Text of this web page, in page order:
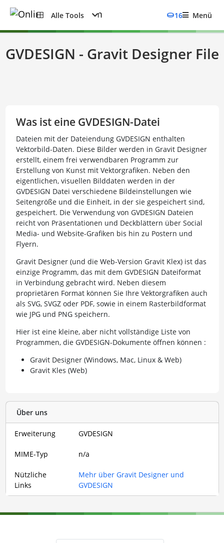
Alle Tools 16 Menü
GVDESIGN - Gravit Designer File
Was ist eine GVDESIGN-Datei
Dateien mit der Dateiendung GVDESIGN enthalten
Vektorbild-Daten. Diese Bilder werden in Gravit Designer
erstellt, einem frei verwendbaren Programm zur
Erstellung von Kunst mit Vektorgrafiken. Neben den
eigentlichen, visuellen Bilddaten werden in der
GVDESIGN Datei verschiedene Bildeinstellungen wie
Seitengröße und die Einheit, in der sie gespeichert sind,
gespeichert. Die Verwendung von GVDESIGN Dateien
reicht von Präsentationen und Deckblättern über Social
Media- und Website-Grafiken bis hin zu Postern und
Flyern.
Gravit Designer (und die Web-Version Gravit Klex) ist das
einzige Programm, das mit dem GVDESIGN Dateiformat
in Verbindung gebracht wird. Neben diesem
proprietären Format können Sie Ihre Vektorgrafiken auch
als SVG, SVGZ oder PDF, sowie in einem Rasterbildformat
wie JPG und PNG speichern.
Hier ist eine kleine, aber nicht vollständige Liste von
Programmen, die GVDESIGN-Dokumente öffnen können :
Gravit Designer (Windows, Mac, Linux & Web)
Gravit Kles (Web)
Über uns
Erweiterung GVDESIGN
MIME-Typ n/a
Nützliche
Links
Mehr über Gravit Designer und
GVDESIGN